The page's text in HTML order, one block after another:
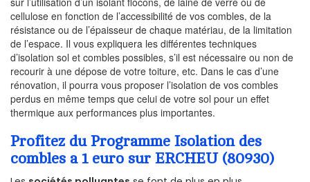
cellulose en fonction de l’accessibilité de vos combles, de la
résistance ou de l’épaisseur de chaque matériau, de la limitation
de l’espace. Il vous expliquera les différentes techniques
d’isolation sol et combles possibles, s’il est nécessaire ou non de
recourir à une dépose de votre toiture, etc. Dans le cas d’une
rénovation, il pourra vous proposer l’isolation de vos combles
perdus en même temps que celui de votre sol pour un effet
thermique aux performances plus importantes.
Profitez du Programme Isolation des
combles a 1 euro sur ERCHEU (80930)